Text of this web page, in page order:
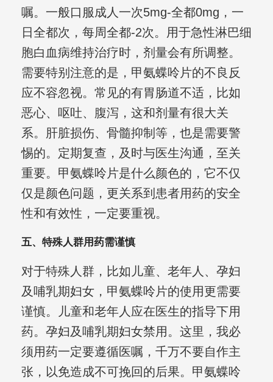
嘱。一般口服成人一次5mg-全都0mg，一
日全都次，每周全都-2次。用于急性淋巴细
胞白血病维持治疗时，剂量会有所调整。
需要特别注意的是，甲氨蝶呤片的不良反
应不容忽视。常见的有胃肠道不适，比如
恶心、呕吐、腹泻，这和剂量有很大关
系。肝脏损伤、骨髓抑制等，也是需要警
惕的。定期复查，及时与医生沟通，至关
重要。甲氨蝶呤片是什么颜色的，它不仅
仅是颜色问题，更关系到患者用药的安全
性和有效性，一定要重视。
五、特殊人群用药需谨慎
对于特殊人群，比如儿童、老年人、孕妇
及哺乳期妇女，甲氨蝶呤片的使用更需要
谨慎。儿童和老年人应在医生的指导下用
药。孕妇及哺乳期妇女禁用。这里，我必
须用药一定要遵循医嘱，千万不要自作主
张，以免造成不可挽回的后果。甲氨蝶呤